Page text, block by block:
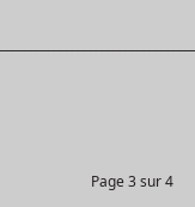
Page 3 sur 4